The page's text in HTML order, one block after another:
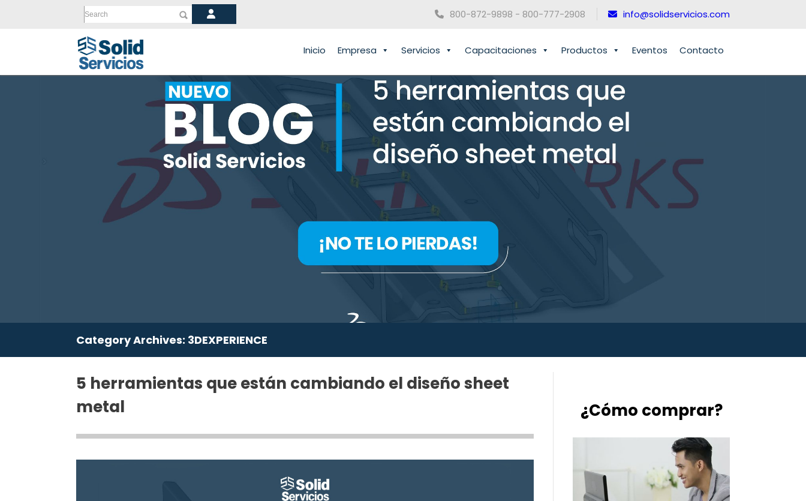
800-872-9898 - 800-777-2908 info@solidservicios.com
Search
Inicio Empresa Servicios Capacitaciones Productos Eventos Contacto
Category Archives: 3DEXPERIENCE
5 herramientas que están cambiando el diseño sheet
metal​
¿Cómo comprar?